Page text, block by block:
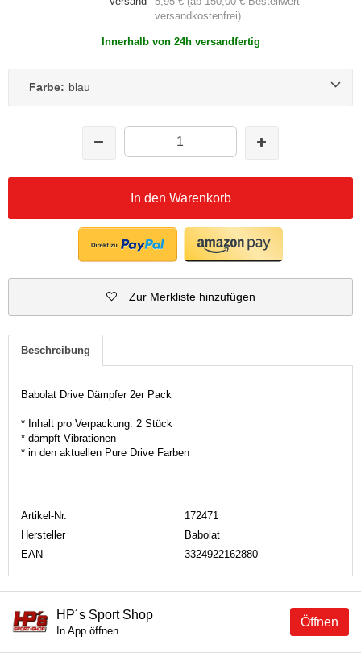
versandkostenfrei)
Innerhalb von 24h versandfertig
Farbe: blau
In den Warenkorb
Zur Merkliste hinzufügen
Beschreibung
Babolat Drive Dämpfer 2er Pack
* Inhalt pro Verpackung: 2 Stück
* dämpft Vibrationen
* in den aktuellen Pure Drive Farben
Artikel-Nr.
172471
Hersteller
Babolat
EAN
3324922162880
Öffnen
HP´s Sport Shop
In App öffnen